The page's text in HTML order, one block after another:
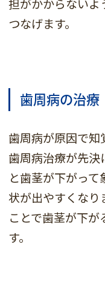
担がかからないよ
つなげます。
歯周病の治療
歯周病が原因で知
歯周病治療が先決
と歯茎が下がっ
状が出やすくなり
ことで歯茎が下
す。